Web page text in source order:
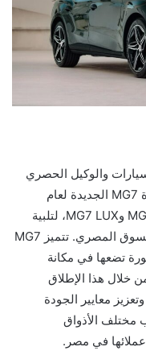
والوكيل الحصري
لسيارات MG في مصر – عن إطلاق سيارة MG7 الجديدة لعام
2025، والتي تتوفر بفئتين هما MG7 Trophy وMG7 LUX، لتلبية
احتياجات شرائح متعددة من العملاء في السوق المصري. تتميز MG7
تضعها في مكانة
خلال هذا الإطلاق
معايير الجودة
مختلف الأذواق
عملائها في مصر.